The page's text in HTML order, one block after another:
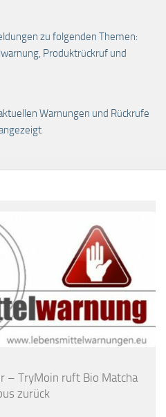
zu folgenden Themen:
Produktrückruf und
Warnungen und Rückrufe
– TryMoin ruft Bio Matcha
zurück